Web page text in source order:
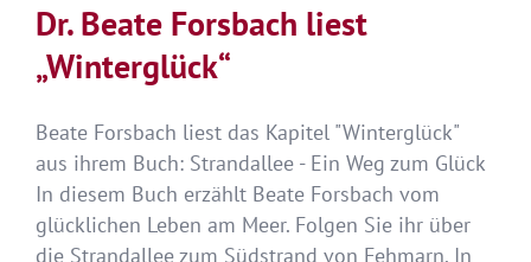
Dr. Beate Forsbach liest
„Winterglück“
Beate Forsbach liest das Kapitel "Winterglück"
aus ihrem Buch: Strandallee - Ein Weg zum Glück
In diesem Buch erzählt Beate Forsbach vom
glücklichen Leben am Meer. Folgen Sie ihr über
die Strandallee zum Südstrand von Fehmarn. In